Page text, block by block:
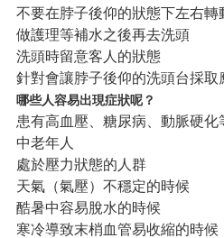
不要在脖子後仰的狀態下左右轉
做護理等補水之後再去洗頭
洗頭時留意客人的狀態
針對會讓脖子後仰的洗頭台採取
哪些人容易出現症狀呢？
患有高血壓、糖尿病、動脈硬化
中老年人
處於壓力狀態的人群
天氣（氣壓）不穩定的時候
酷暑中容易脫水的時候
寒冷導致末梢血管易收縮的時候